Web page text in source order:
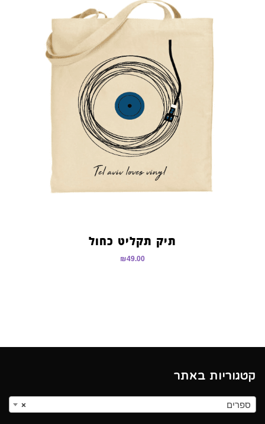
תיק תקליט כחול
₪49.00
קטגוריות באתר
× ספרים